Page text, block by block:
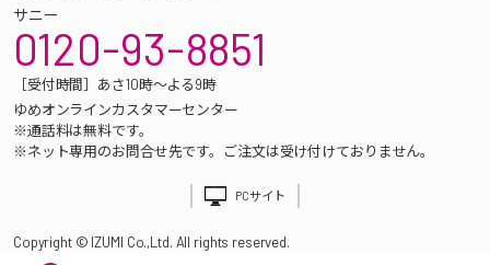
サニー
0120-93-8851
［受付時間］あさ10時～よる9時
ゆめオンラインカスタマーセンター
※通話料は無料です。
※ネット専用のお問合せ先です。ご注文は受け付けておりません。
PCサイト
Copyright © IZUMI Co.,Ltd. All rights reserved.